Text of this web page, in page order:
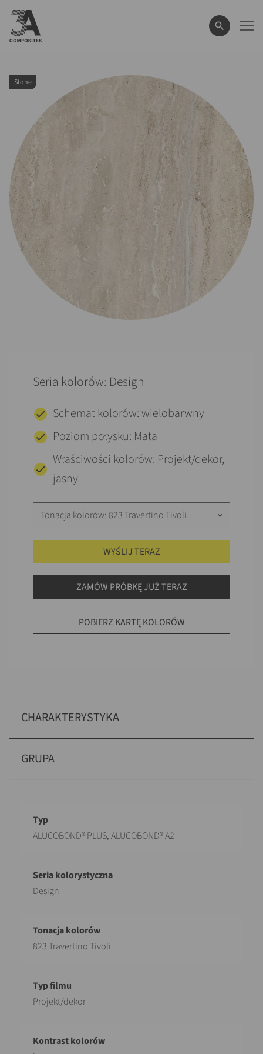
wyszukiwane
hasło
Stone
Seria kolorów: Design
Schemat kolorów: wielobarwny
Poziom połysku: Mata
Właściwości kolorów: Projekt/dekor,
jasny
Tonacja kolorów: 823 Travertino Tivoli keyboard_arrow_down
WYŚLIJ TERAZ
ZAMÓW PRÓBKĘ JUŻ TERAZ
POBIERZ KARTĘ KOLORÓW
CHARAKTERYSTYKA
GRUPA
Opis
ALUCOBOND® PLUS, ALUCOBOND® A2
Design
823 Travertino Tivoli
Projekt/dekor